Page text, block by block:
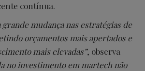
contínua.
grande mudança nas estratégias de
orçamentos mais apertados e
mais elevadas”, observa
no investimento em martech não